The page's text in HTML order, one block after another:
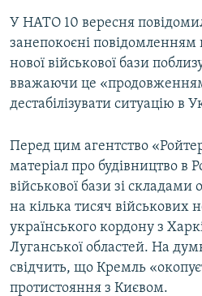
У НАТО 10 вересня
занепокоєні повідомленням
нової військової бази
вважаючи це «продовженням
дестабілізувати ситуацію в
Перед цим агентство
матеріал про будівництво в
військової бази зі
на кілька тисяч військових
українського кордону з
Луганської областей. На
свідчить, що Кремль
протистояння з Києвом.